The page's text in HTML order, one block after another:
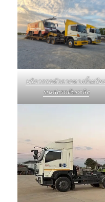
บริการรถหัวลากหางพื้นเรีย
ขนส่งรถดับเพลิง